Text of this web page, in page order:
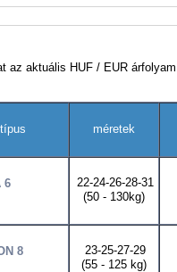
az aktuális HUF / EUR
típus méretek
6
22-24-26-28-31
(50 - 130kg)
8
23-25-27-29
(55 - 125 kg)